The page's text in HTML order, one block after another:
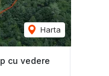
Harta
cu vedere